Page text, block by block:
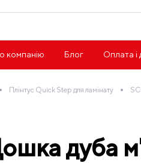
компанію Блог Оплата і
• Плінтус Quick Step для ламінату •
дуба